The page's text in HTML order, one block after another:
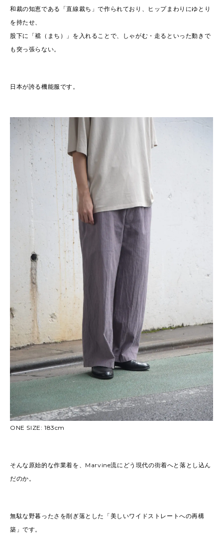
和裁の知恵である「直線裁ち」で作られており、ヒップまわりにゆとり
を持たせ、
股下に「襠（まち）」を入れることで、しゃがむ・走るといった動きで
も突っ張らない。
日本が誇る機能服です。
ONE SIZE: 183cm
そんな原始的な作業着を、Marvine流にどう現代の街着へと落とし込ん
だのか。
無駄な野暮ったさを削ぎ落とした「美しいワイドストレートへの再構
築」です。